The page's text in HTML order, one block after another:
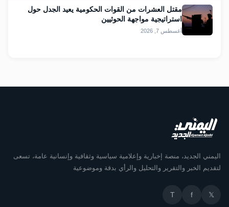
مقتل العشرات من القوات الحكومية يعيد الجدل حول
استراتيجية مواجهة الحوثيين
أغسطس 7, 2026
اليمني الجديد، منصة إخبارية وإعلامية سياسية وثقافية وإنسانية عامة، تسعى
لتقديم الخبر والتقرير والتحليل والرأي بدقة وموضوعية
𝕏
f
T